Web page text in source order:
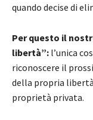
quando decise di
Per questo il
libertà”: l’unica
riconoscere il
della propria
proprietà privata.